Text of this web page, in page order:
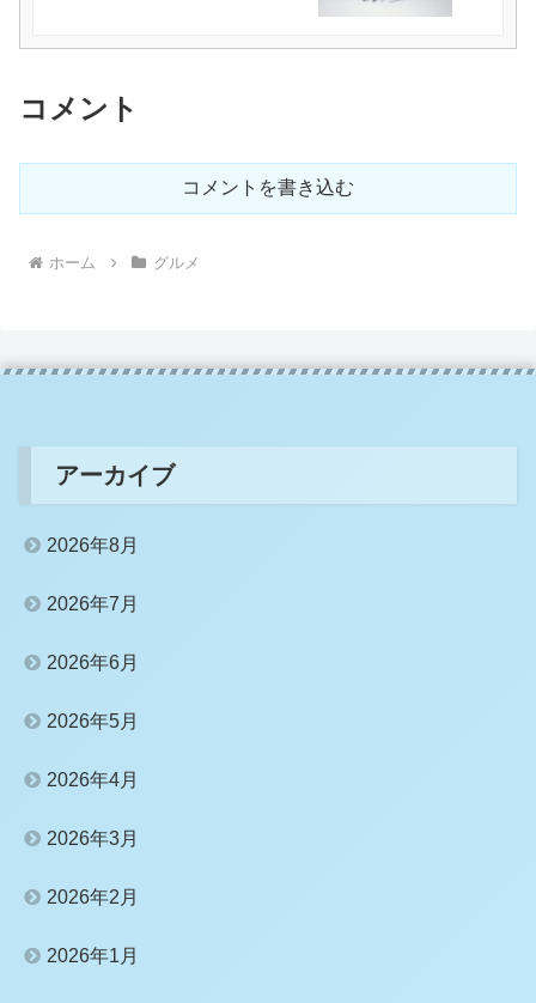
コメント
コメントを書き込む
ホーム グルメ
アーカイブ
2026年8月
2026年7月
2026年6月
2026年5月
2026年4月
2026年3月
2026年2月
2026年1月